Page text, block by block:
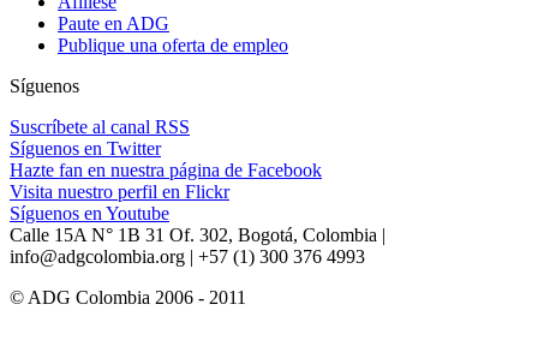
Paute en ADG
Publique una oferta de empleo
Síguenos
Suscríbete al canal RSS
Síguenos en Twitter
Hazte fan en nuestra página de Facebook
Visita nuestro perfil en Flickr
Síguenos en Youtube
Calle 15A N° 1B 31 Of. 302, Bogotá, Colombia |
info@adgcolombia.org | +57 (1) 300 376 4993
© ADG Colombia 2006 - 2011